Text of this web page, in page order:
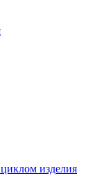
изделия